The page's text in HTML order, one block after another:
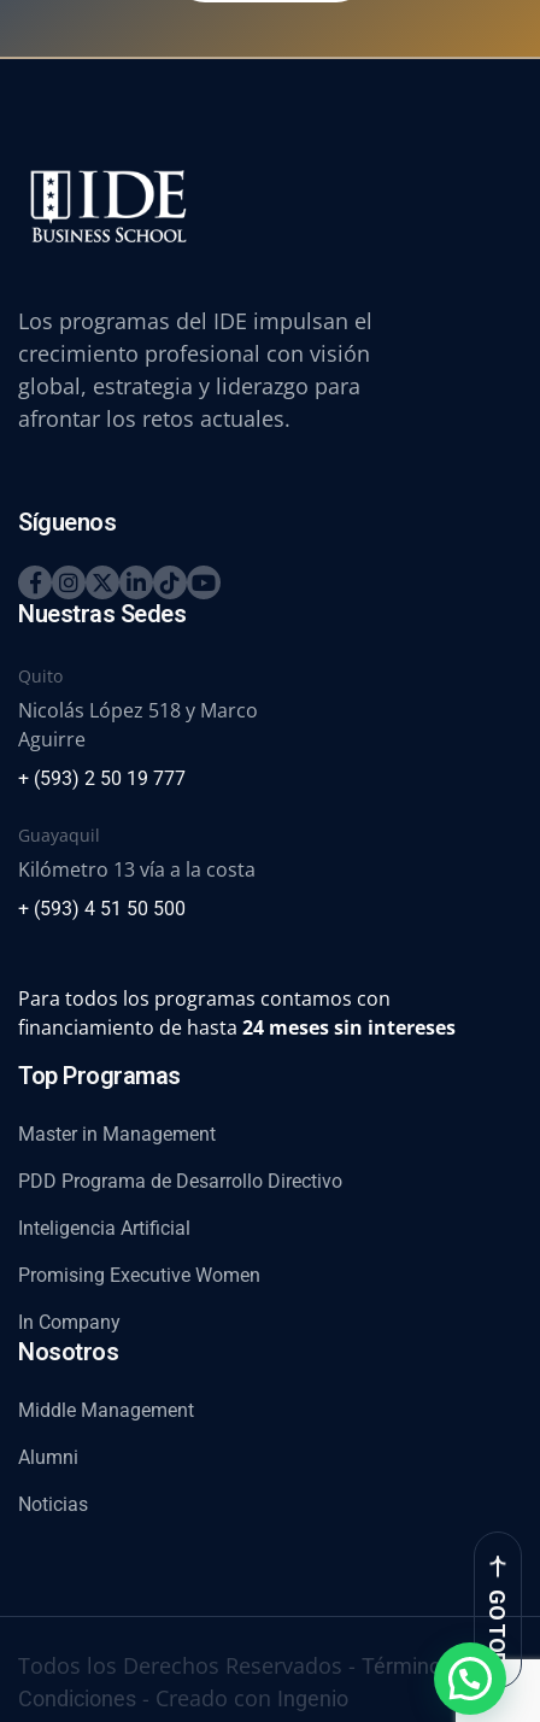
Los programas del IDE impulsan el
crecimiento profesional con visión
global, estrategia y liderazgo para
afrontar los retos actuales.
Síguenos
Nuestras Sedes
Quito
Nicolás López 518 y Marco
Aguirre
+ (593) 2 50 19 777
Guayaquil
Kilómetro 13 vía a la costa
+ (593) 4 51 50 500
Para todos los programas contamos con
financiamiento de hasta 24 meses sin intereses
Top Programas
Master in Management
PDD Programa de Desarrollo Directivo
Inteligencia Artificial
Promising Executive Women
In Company
Nosotros
Middle Management
Alumni
Noticias
Todos los Derechos Reservados - Términos y
Condiciones - Creado con Ingenio
GO TOP